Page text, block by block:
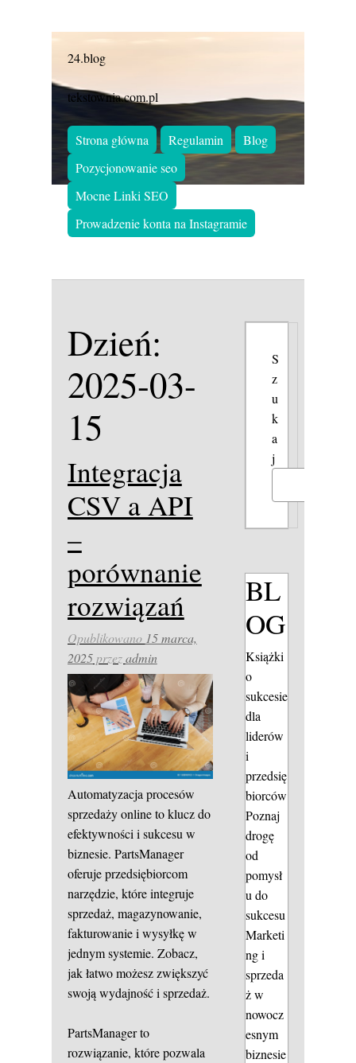
24.blog
tekstownia.com.pl
Strona główna Regulamin
Blog
Pozycjonowanie seo
Mocne Linki SEO
Prowadzenie konta na Instagramie
Dzień:
2025-03-
15
Integracja
CSV a API
–
porównanie
rozwiązań
Opublikowano 15 marca,
2025przezadmin
Automatyzacja procesów
sprzedaży online to klucz do
efektywności i sukcesu w
biznesie. PartsManager
oferuje przedsiębiorcom
narzędzie, które integruje
sprzedaż, magazynowanie,
fakturowanie i wysyłkę w
jednym systemie. Zobacz,
jak łatwo możesz zwiększyć
swoją wydajność i sprzedaż.
PartsManager to
rozwiązanie, które pozwala
S
z
u
k
a
j
BL
OG
Książki
o
sukcesie
dla
liderów
i
przedsię
biorców
Poznaj
drogę
od
pomysł
u do
sukcesu
Marketi
ng i
sprzeda
ż w
nowocz
esnym
biznesie